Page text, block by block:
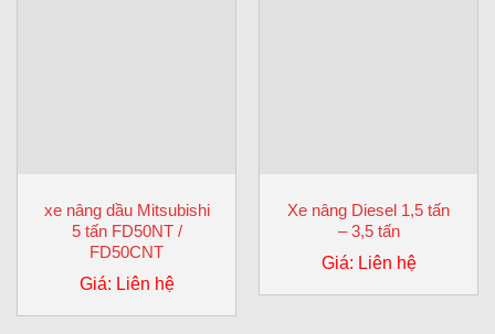
xe nâng dầu Mitsubishi
5 tấn FD50NT /
FD50CNT
Giá: Liên hệ
Xe nâng Diesel 1,5 tấn
– 3,5 tấn
Giá: Liên hệ